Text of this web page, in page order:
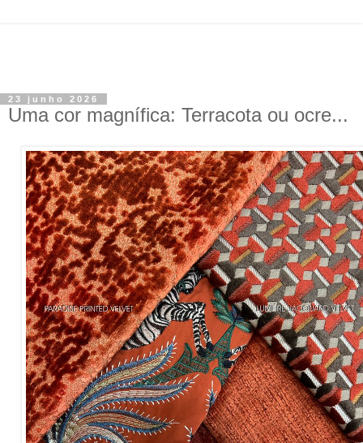
23 junho 2026
Uma cor magnífica: Terracota ou ocre...